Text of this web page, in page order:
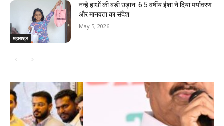
महाराष्ट्र
नन्हे हाथों की बड़ी उड़ान: 6.5 वर्षीय ईशा ने दिया पर्यावरण
और मानवता का संदेश
May 5, 2026